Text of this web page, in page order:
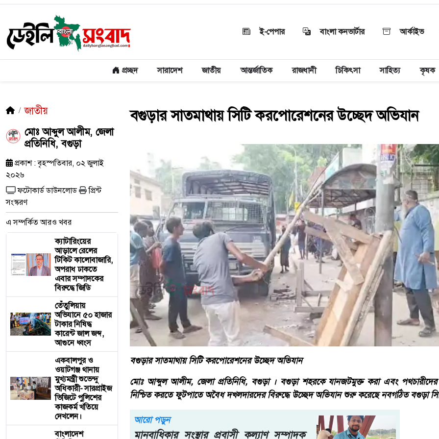
ই-পেপার বাংলা কনভার্টার আর্কাইভ
প্রচ্ছদ সারাদেশ জাতীয় আন্তর্জাতিক রাজধানী চিকিৎসা সাহিত্য কৃষক
জাতীয়
মোঃ আব্দুল আলীম, জেলা
প্রতিনিধি, বগুড়া
প্রকাশ : বৃহস্পতিবার, ০২ জুলাই
২০২৬
ফটোকার্ড ডাউনলোড
প্রিন্ট
সংস্করণ
এ সম্পর্কিত আরও খবর
ক্যাটারিংয়ের
আড়ালে রেলের
টিকিট কালোবাজারি,
অপরাধ ঢাকতে
এবার সম্পাদকের
বিরুদ্ধে জিডি
তেঁতুলিয়ায়
অভিযানে ৫০ হাজার
টাকার নিষিদ্ধ
কারেন্ট জাল জব্দ,
আগুনে ধ্বংস
একবালপুর ও
ওয়াটগঞ্জ থানায়
মুখ্যমন্ত্রী শুভেন্দু
অধিকারী- সারপ্রাইজ
ভিজিটে পুলিশের
কাজকর্ম খতিয়ে
দেখলেন।
বাংলাদেশ
বগুড়ার সাতমাথায় সিটি করপোরেশনের উচ্ছেদ অভিযান
বগুড়ার সাতমাথায় সিটি করপোরেশনের উচ্ছেদ অভিযান
মোঃ আব্দুল আলীম, জেলা প্রতিনিধি, বগুড়া । বগুড়া শহরকে যানজটমুক্ত করা এবং পথচারীদের
নিশ্চিত করতে ফুটপাতে অবৈধ দখলদারদের বিরুদ্ধে উচ্ছেদ অভিযান শুরু করেছে নবগঠিত বগুড়া
আরো পড়ুন
মানবাধিকার সংস্থার প্রবাসী কল্যাণ সম্পাদক